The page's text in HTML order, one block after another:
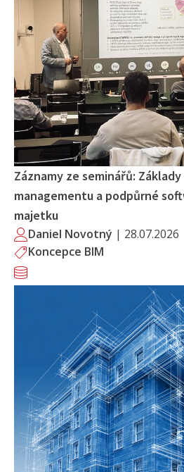
Záznamy ze seminářů:
managementu a podpůrné
majetku
Daniel Novotný | 28.07.2026
Koncepce BIM